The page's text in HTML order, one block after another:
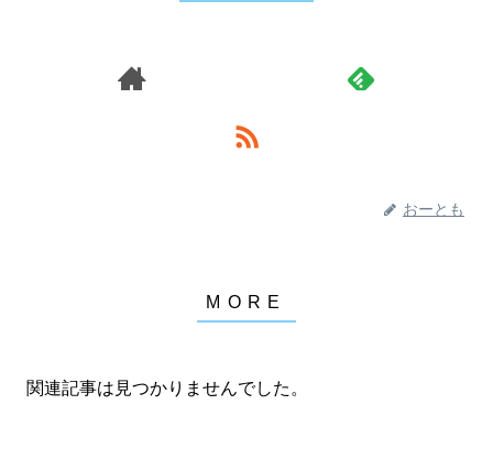
おーとも
関連記事は見つかりませんでした。